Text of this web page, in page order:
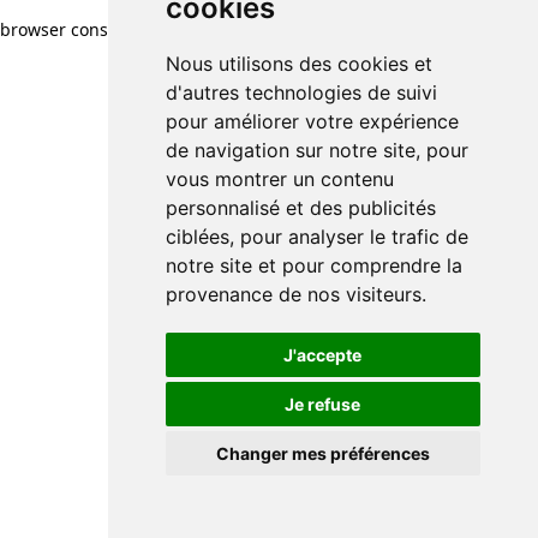
cookies
Nous utilisons des cookies et
d'autres technologies de suivi
pour améliorer votre expérience
de navigation sur notre site, pour
vous montrer un contenu
personnalisé et des publicités
ciblées, pour analyser le trafic de
notre site et pour comprendre la
provenance de nos visiteurs.
J'accepte
Je refuse
Changer mes préférences
browser console for more information)